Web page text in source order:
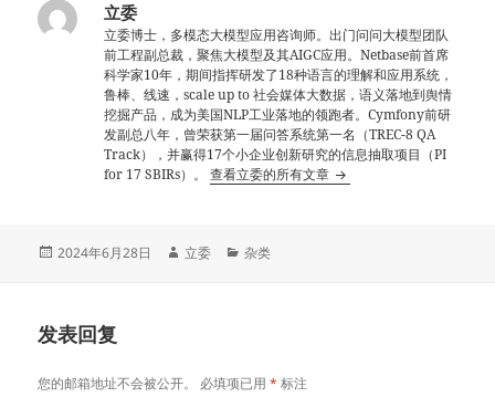
立委
立委博士，多模态大模型应用咨询师。出门问问大模型团队
前工程副总裁，聚焦大模型及其AIGC应用。Netbase前首席
科学家10年，期间指挥研发了18种语言的理解和应用系统，
鲁棒、线速，scale up to 社会媒体大数据，语义落地到舆情
挖掘产品，成为美国NLP工业落地的领跑者。Cymfony前研
发副总八年，曾荣获第一届问答系统第一名（TREC-8 QA
Track），并赢得17个小企业创新研究的信息抽取项目（PI
for 17 SBIRs）。查看立委的所有文章
发
2024年6月28日
作
立委
分
杂类
发表回复
您的邮箱地址不会被公开。 必填项已用* 标注